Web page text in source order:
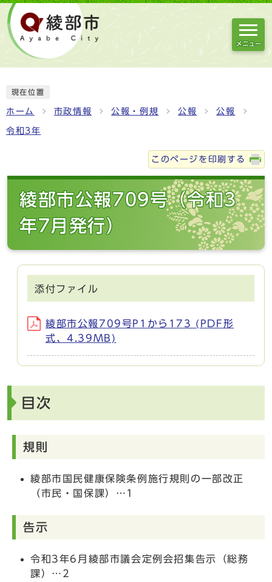
メニュー
現在位置
ホーム 市政情報 公報・例規 公報 公報
令和3年
このページを印刷する
綾部市公報709号（令和3
年7月発行）
添付ファイル
綾部市公報709号P1から173 (PDF形
式、4.39MB)
目次
規則
綾部市国民健康保険条例施行規則の一部改正
（市民・国保課）…1
告示
令和3年6月綾部市議会定例会招集告示（総務
課）…2